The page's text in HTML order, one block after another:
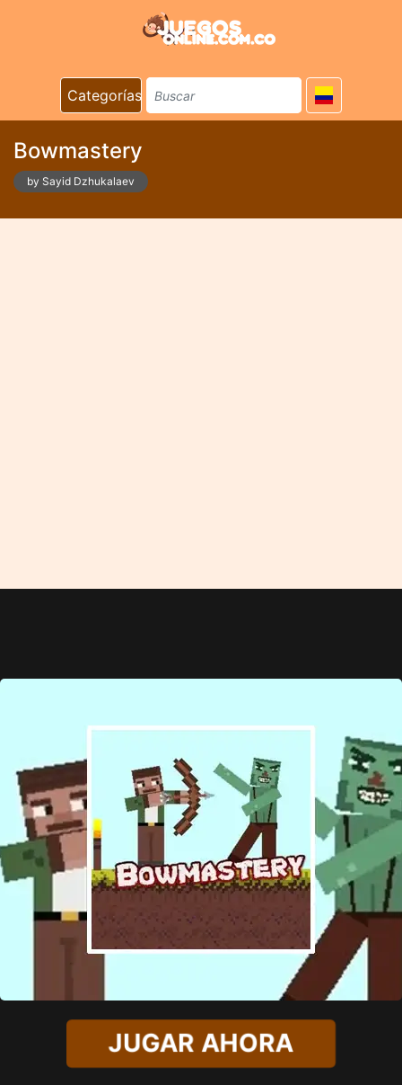
Categorías
Bowmastery
by Sayid Dzhukalaev
JUGAR AHORA